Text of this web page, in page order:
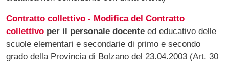
Contratto collettivo - Modifica del Contratto
collettivo per il personale docente ed educativo delle
scuole elementari e secondarie di primo e secondo
grado della Provincia di Bolzano del 23.04.2003 (Art. 30